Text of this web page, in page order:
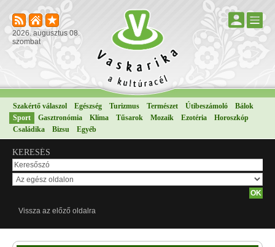
2026. augusztus 08.
szombat
Szakértő válaszol Egészség Turizmus Természet Útibeszámoló
Bálok
Sport
Gasztronómia Klíma Tűsarok Mozaik Ezotéria
Horoszkóp
Családika
Bizsu Egyéb
KERESÉS
Vissza az előző oldalra